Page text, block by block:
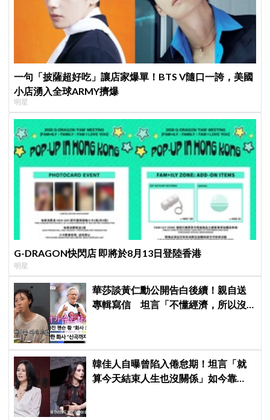
一句「披薩超好吃」讓店家爆單！BTS V隨口一誇，美國
小店湧入全球ARMY擠爆
明星
G-DRAGON快閃店 即將於8月13日登陸香港
明星
華莎談黃仁勳公開告白後續！親自送
專輯寫信 坦言「不懂經濟，所以沒
韓佳人自曝曾陷入倦怠期！坦言「就
算今天結束人生也沒關係」如今靠